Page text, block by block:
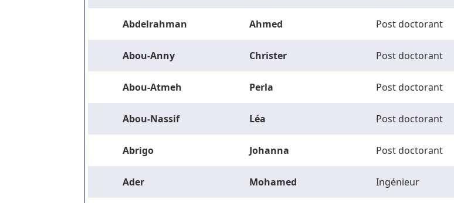
Abdelrahman Ahmed Post doctorant
Abou-Anny Christer Post doctorant
Abou-Atmeh Perla Post doctorant
Abou-Nassif Léa Post doctorant
Abrigo Johanna Post doctorant
Ader Mohamed Ingénieur